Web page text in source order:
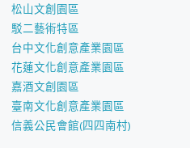
松山文創園區
駁二藝術特區
台中文化創意產業園區
花蓮文化創意產業園區
嘉酒文創園區
臺南文化創意產業園區
信義公民會館(四四南村)